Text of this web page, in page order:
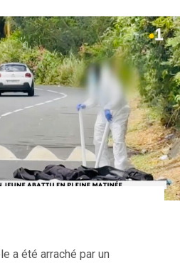
a été arraché par un